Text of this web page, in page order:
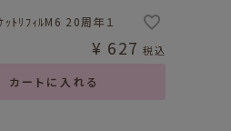
ﾄﾘﾌｨﾙM6 20周年１
カートに入れる
¥ 627 税込